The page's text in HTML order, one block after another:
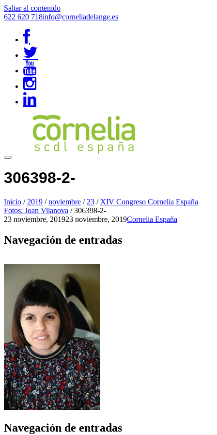
Saltar al contenido
622 620 718info@corneliadelange.es
306398-2-
Inicio / 2019 / noviembre / 23 / XIV Congreso Cornelia España
Fotos: Joan Vilanova / 306398-2-
23 noviembre, 201923 noviembre, 2019Cornelia España
Navegación de entradas
Navegación de entradas